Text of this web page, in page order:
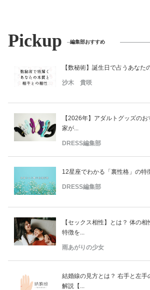
Pickup 編集部おすすめ
【数秘術】誕生日で占うあな
沙木 貴咲
【2026年】アダルトグッズの
家が...
DRESS編集部
12星座でわかる「裏性格」の特
DRESS編集部
【セックス相性】とは？ 体の
特徴を...
雨あがりの少女
結婚線の見方とは？ 右手と左手
解説【...